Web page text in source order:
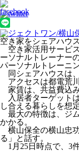
空き家をシェアハウ
空き家活用サービ
ーソナルトレーナー
パーソナルトレーニ
同シェアハウスは
アクセスは都電荒
家賃は、共益費込み
入居者ターゲット
し合える暮らしを想
最大の特徴は、ジ
かかる。
横山保全の横山忠
る」と話す。
1月25日時点で、3